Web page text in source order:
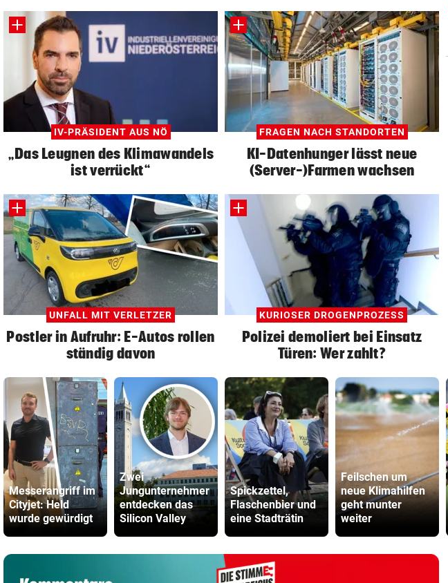
IV-PRÄSIDENT AUS NÖ
„Das Leugnen des Klimawandels
ist verrückt“
FRAGEN NACH STANDORTEN
KI-Datenhunger lässt neue
(Server-)Farmen wachsen
UNFALL MIT VERLETZER
Postler in Aufruhr: E-Autos rollen
ständig davon
KURIOSER DROGENPROZESS
Polizei demoliert bei Einsatz
Türen: Wer zahlt?
Messerangriff im
Cityjet: Held
wurde gewürdigt
Zwei
Jungunternehmer
entdecken das
Silicon Valley
Spickzettel,
Flaschenbier und
eine Stadträtin
Feilschen um
neue Klimahilfen
geht munter
weiter